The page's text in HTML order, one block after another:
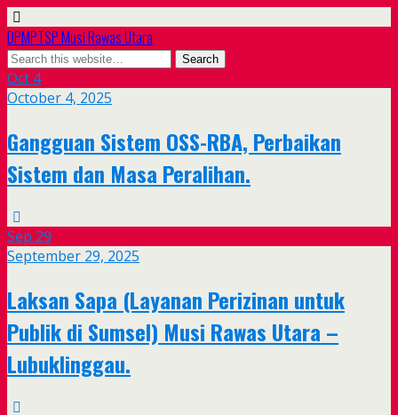
DPMPTSP Musi Rawas Utara
Oct 4
October 4, 2025
Gangguan Sistem OSS-RBA, Perbaikan
Sistem dan Masa Peralihan.
Sep 29
September 29, 2025
Laksan Sapa (Layanan Perizinan untuk
Publik di Sumsel) Musi Rawas Utara –
Lubuklinggau.